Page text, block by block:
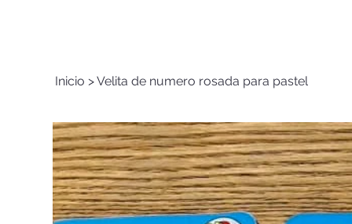
Inicio >Velita de numero rosada para pastel